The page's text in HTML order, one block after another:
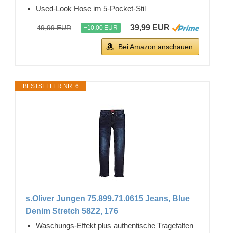
Used-Look Hose im 5-Pocket-Stil
49,99 EUR −10,00 EUR 39,99 EUR
Bei Amazon anschauen
BESTSELLER NR. 6
s.Oliver Jungen 75.899.71.0615 Jeans, Blue
Denim Stretch 58Z2, 176
Waschungs-Effekt plus authentische Tragefalten